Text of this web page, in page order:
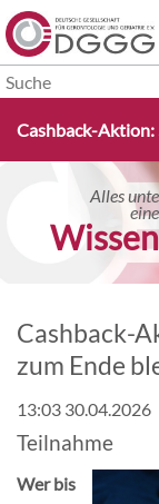
überspringen
Cashback-Aktion:
Aktuelles &
Über uns
Studium & Karriere
Alles
Cashback-
zum Ende
13:03 30.04.2026
Teilnahme
Wer bis